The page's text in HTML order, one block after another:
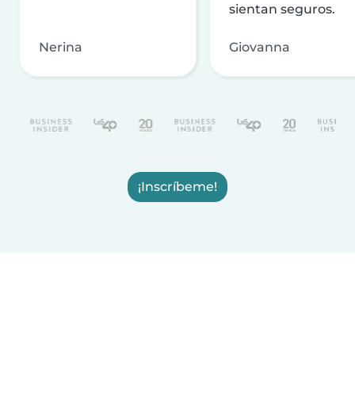
Nerina
sientan seguros.
Giovanna
¡Inscríbeme!